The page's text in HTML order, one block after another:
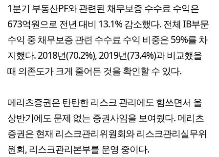
1분기 부동산PF와 관련된 채무보증 수수료 수익은
673억원으로 전년 대비 13.1% 감소했다. 전체 IB부문
수익 중 채무보증 관련 수수료 수익 비중은 59%를 차
지했다. 2018년(70.2%), 2019년(73.4%)과 비교했을
때 의존도가 크게 줄어든 것을 확인할 수 있다.
메리츠증권은 탄탄한 리스크 관리에도 힘쓰면서 올
상반기에도 문제 없는 증권사임을 보여줬다. 메리츠
증권은 현재 리스크관리위원회와 리스크관리실무위
원회, 리스크관리본부를 운영 중이다.